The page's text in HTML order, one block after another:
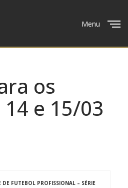
Menu
os
e 15/03
FUTEBOL PROFISSIONAL – SÉRIE